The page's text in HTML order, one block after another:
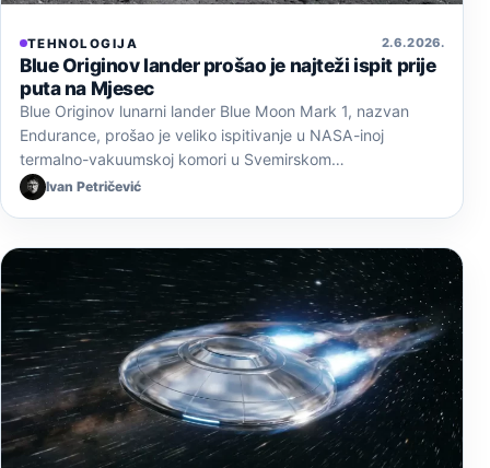
TEHNOLOGIJA 2. 6. 2026.
Blue Originov lander prošao je najteži ispit prije
puta na Mjesec
Blue Originov lunarni lander Blue Moon Mark 1, nazvan
Endurance, prošao je veliko ispitivanje u NASA-inoj
termalno-vakuumskoj komori u Svemirskom…
Ivan Petričević